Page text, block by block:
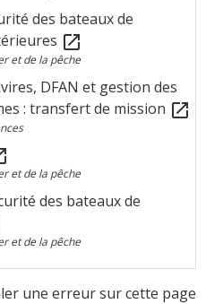
des bateaux de
open_in_new
et de la pêche
DFAN et gestion des
: transfert de mission open_in_new
et de la pêche
des bateaux de
et de la pêche
une erreur sur cette page